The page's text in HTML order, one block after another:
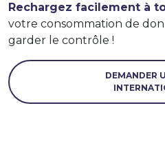
Rechargez facilement à
votre consommation de
garder le contrôle !
DEMANDER